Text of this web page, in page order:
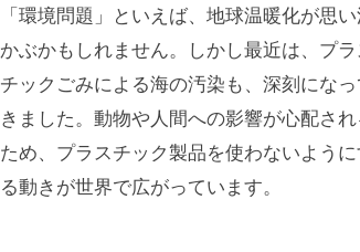
「環境問題」といえば、地球温暖化が思
かぶかもしれません。しかし最近は、プラ
チックごみによる海の汚染も、深刻になっ
きました。動物や人間への影響が心配され
ため、プラスチック製品を使わないように
る動きが世界で広がっています。